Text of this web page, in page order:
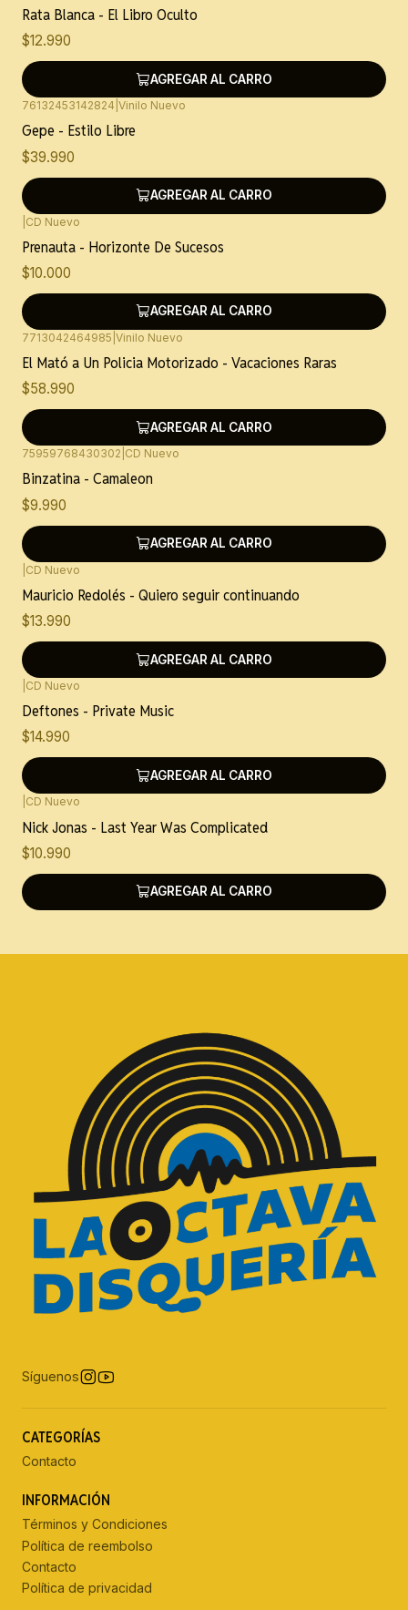
Rata Blanca - El Libro Oculto
$12.990
AGREGAR AL CARRO
76132453142824 Vinilo Nuevo
Gepe - Estilo Libre
$39.990
AGREGAR AL CARRO
CD Nuevo
Prenauta - Horizonte De Sucesos
$10.000
AGREGAR AL CARRO
7713042464985 Vinilo Nuevo
El Mató a Un Policia Motorizado - Vacaciones Raras
$58.990
AGREGAR AL CARRO
75959768430302 CD Nuevo
Binzatina - Camaleon
$9.990
AGREGAR AL CARRO
CD Nuevo
Mauricio Redolés - Quiero seguir continuando
$13.990
AGREGAR AL CARRO
CD Nuevo
Deftones - Private Music
$14.990
AGREGAR AL CARRO
CD Nuevo
Nick Jonas - Last Year Was Complicated
$10.990
AGREGAR AL CARRO
Síguenos
CATEGORÍAS
Contacto
INFORMACIÓN
Términos y Condiciones
Política de reembolso
Contacto
Política de privacidad